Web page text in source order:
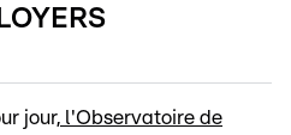
jour, l'Observatoire de